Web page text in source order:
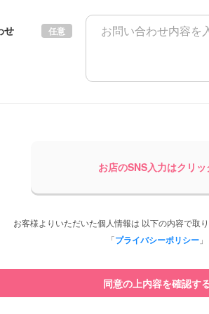
せ 任意
お店のSNS入力はクリッ
お客様よりいただいた個人情報は 以下の内容で取り
「プライバシーポリシー 」